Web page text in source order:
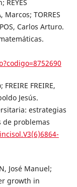
REYES
Marcos; TORRES
Carlos Arturo.
FREIRE,
Jesús.
estrategias
de problemas
José Manuel;
growth in